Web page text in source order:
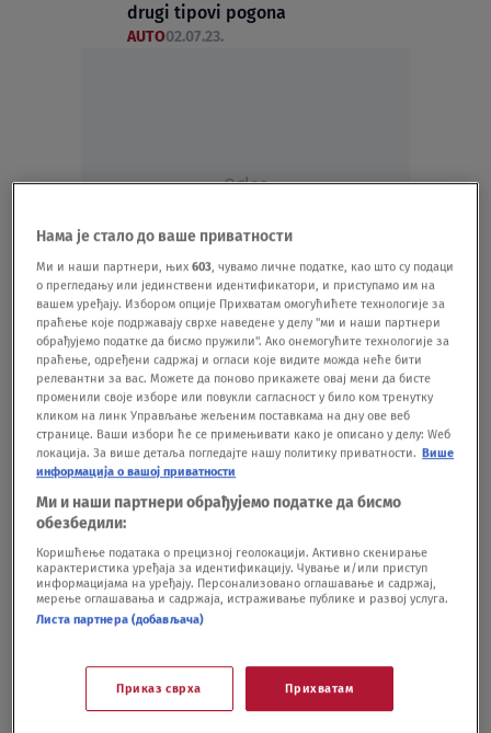
drugi tipovi pogona
AUTO02.07.23.
Oglas
Vozili smo prvu ikad hibridnu Dačiju -
pogledajte šta nam se desilo VIDEO
AUTO02.04.23.
Da li se bliži kraj plug-in hibrida?
Istraživanje otkrilo šokantne nedostatke
ovih modela
Zašto ne znamo da postavimo trougao i
AUTO22.01.23.
Oglas
Нама је стало до ваше приватности
Ми и наши партнери, њих603, чувамо личне податке, као што су подаци
о прегледању или јединствени идентификатори, и приступамо им на
вашем уређају. Избором опције Прихватам омогућићете технологије за
праћење које подржавају сврхе наведене у делу "ми и наши партнери
обрађујемо податке да бисмо пружили". Ако онемогућите технологије за
праћење, одређени садржај и огласи које видите можда неће бити
релевантни за вас. Можете да поново прикажете овај мени да бисте
променили своје изборе или повукли сагласност у било ком тренутку
кликом на линк Управљање жељеним поставкама на дну ове веб
странице. Ваши избори ће се примењивати како је описано у делу: Wеб
локација. За више детаља погледајте нашу политику приватности. Више
информација о вашој приватности
Ми и наши партнери обрађујемо податке да бисмо
обезбедили:
Коришћење података о прецизној геолокацији. Активно скенирање
карактеристика уређаја за идентификацију. Чување и/или приступ
информацијама на уређају. Персонализовано оглашавање и садржај,
мерење оглашавања и садржаја, истраживање публике и развој услуга.
Листа партнера (добављача)
Приказ сврха Прихватам